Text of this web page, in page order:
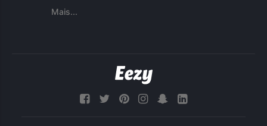
Mais...